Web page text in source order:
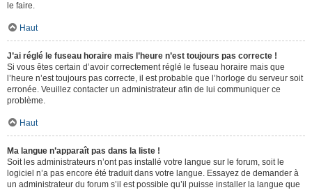
le faire.
Haut
J’ai réglé le fuseau horaire mais l’heure n’est toujours pas correcte !
Si vous êtes certain d’avoir correctement réglé le fuseau horaire mais que
l’heure n’est toujours pas correcte, il est probable que l’horloge du serveur soit
erronée. Veuillez contacter un administrateur afin de lui communiquer ce
problème.
Haut
Ma langue n’apparaît pas dans la liste !
Soit les administrateurs n’ont pas installé votre langue sur le forum, soit le
logiciel n’a pas encore été traduit dans votre langue. Essayez de demander à
un administrateur du forum s’il est possible qu’il puisse installer la langue que